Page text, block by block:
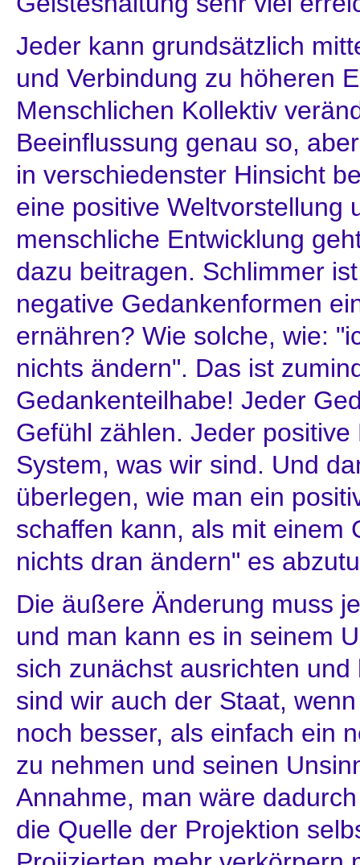
Jeder kann grundsätzlich
und Verbindung zu höheren
Menschlichen Kollektiv
Beeinflussung genau so,
in verschiedenster Hinsicht
eine positive Weltvorstellung
menschliche Entwicklung
dazu beitragen. Schlimmer
negative Gedankenformen
ernähren? Wie solche, wie:
nichts ändern". Das ist
Gedankenteilhabe! Jeder
Gefühl zählen. Jeder
System, was wir sind. Und
überlegen, wie man ein
schaffen kann, als mit einem
nichts dran ändern" es
Die äußere Änderung muss
und man kann es in seinem
sich zunächst ausrichten
sind wir auch der Staat,
noch besser, als einfach ein
zu nehmen und seinen
Annahme, man wäre
die Quelle der Projektion